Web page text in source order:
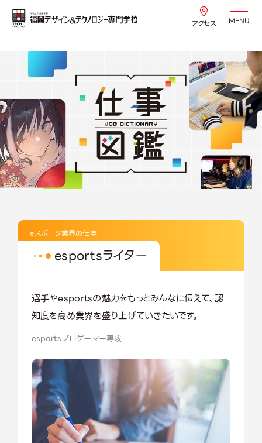
アクセス MENU
eスポーツ業界の仕事
esportsライター
選手やesportsの魅力をもっとみんなに伝えて、認
知度を高め業界を盛り上げていきたいです。
esportsプロゲーマー専攻